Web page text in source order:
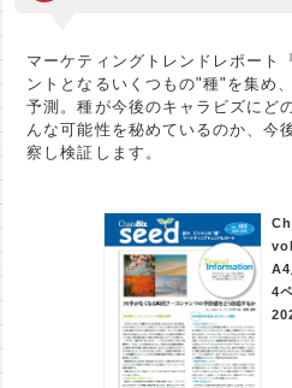
マーケティングトレンドレポート
ントとなるいくつもの"種"を集め
予測。種が今後のキャラビズにど
んな可能性を秘めているのか、今
察し検証します。
4